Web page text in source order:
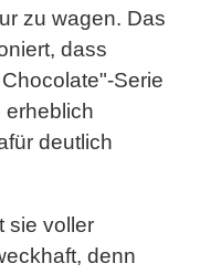
zu wagen. Das
dass
Serie
erheblich
deutlich
sie voller
denn